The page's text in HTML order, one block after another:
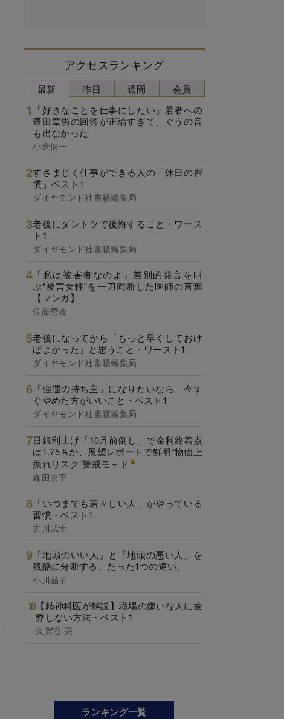
アクセスランキング
最新
「好きなことを仕事にしたい」若者への
豊田章男の回答が正論すぎて、ぐうの音
も出なかった
小倉健一
すさまじく仕事ができる人の「休日の習
慣」ベスト1
ダイヤモンド社書籍編集局
老後にダントツで後悔すること・ワース
ト1
ダイヤモンド社書籍編集局
「私は被害者なのよ」差別的発言を叫
ぶ“被害女性”を一刀両断した医師の言葉
【マンガ】
佐藤秀峰
老後になってから「もっと早くしておけ
ばよかった」と思うこと・ワースト1
ダイヤモンド社書籍編集局
「強運の持ち主」になりたいなら、今す
ぐやめた方がいいこと・ベスト1
ダイヤモンド社書籍編集局
日銀利上げ「10月前倒し」で金利終着点
は1.75％か、展望レポートで鮮明“物価上
振れリスク”警戒モ－ド
森田京平
「いつまでも若々しい人」がやっている
習慣・ベスト1
古川武士
「地頭のいい人」と「地頭の悪い人」を
残酷に分断する、たった1つの違い。
小川晶子
【精神科医が解説】職場の嫌いな人に疲
弊しない方法・ベスト1
久賀谷 亮
昨日 週間 会員
ランキング一覧